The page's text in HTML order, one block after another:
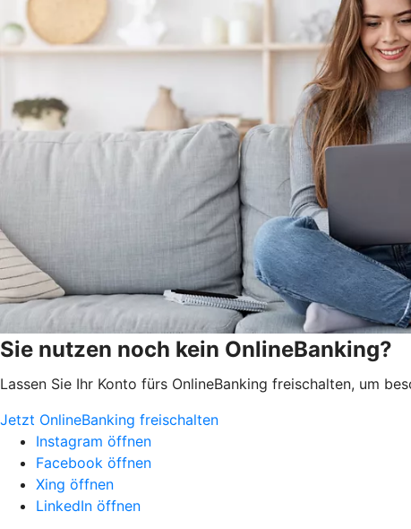
Sie nutzen noch kein OnlineBanking?
Lassen Sie Ihr Konto fürs OnlineBanking freischalten, um
Jetzt OnlineBanking freischalten
Instagram öffnen
Facebook öffnen
Xing öffnen
LinkedIn öffnen